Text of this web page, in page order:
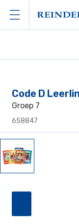
Code D
Groep 7
658847